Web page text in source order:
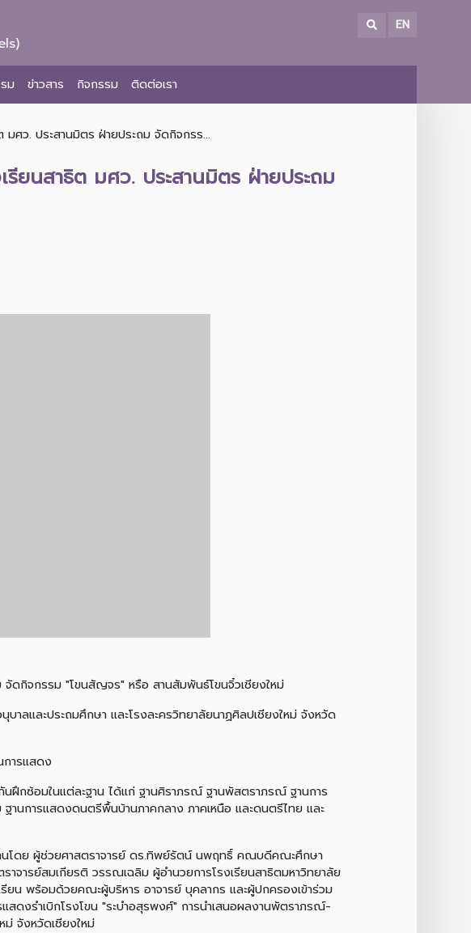
EN
ม ข่าวสาร กิจกรรม ติดต่อเรา
มศว. ประสานมิตร ฝ่ายประถม จัดกิจกรร...
รียนสาธิต มศว. ประสานมิตร ฝ่ายประถม
จัดกิจกรรม "โขนสัญจร" หรือ สานสัมพันธ์โขนจิ๋วเชียงใหม่
าลและประถมศึกษา และโรงละครวิทยาลัยนาฏศิลปเชียงใหม่ จังหวัด
การแสดง
ฝึกซ้อมในแต่ละฐาน ได้แก่ ฐานศิราภรณ์ ฐานพัสตราภรณ์ ฐานการ
นการแสดงดนตรีพื้นบ้านภาคกลาง ภาคเหนือ และดนตรีไทย และ
นโดย ผู้ช่วยศาสตราจารย์ ดร.ทิพย์รัตน์ นพฤทธิ์ คณบดีคณะศึกษา
จารย์สมเกียรติ วรรณเฉลิม ผู้อำนวยการโรงเรียนสาธิตมหาวิทยาลัย
น พร้อมด้วยคณะผู้บริหาร อาจารย์ บุคลากร และผู้ปกครองเข้าร่วม
ดงรำเบิกโรงโขน "ระบำอสุรพงศ์" การนำเสนอผลงานพัตราภรณ์-
จังหวัดเชียงใหม่